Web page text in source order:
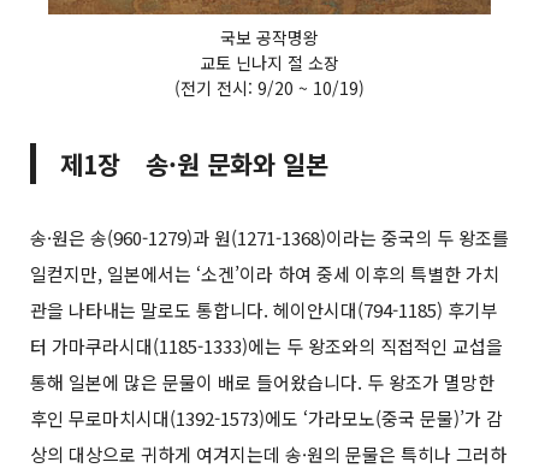
국보 공작명왕
교토 닌나지 절 소장
(전기 전시: 9/20 ~ 10/19)
제1장 송·원 문화와 일본
송·원은 송(960-1279)과 원(1271-1368)이라는 중국의 두 왕조를
일컫지만, 일본에서는 ‘소겐’이라 하여 중세 이후의 특별한 가치
관을 나타내는 말로도 통합니다. 헤이안시대(794-1185) 후기부
터 가마쿠라시대(1185-1333)에는 두 왕조와의 직접적인 교섭을
통해 일본에 많은 문물이 배로 들어왔습니다. 두 왕조가 멸망한
후인 무로마치시대(1392-1573)에도 ‘가라모노(중국 문물)’가 감
상의 대상으로 귀하게 여겨지는데 송·원의 문물은 특히나 그러하